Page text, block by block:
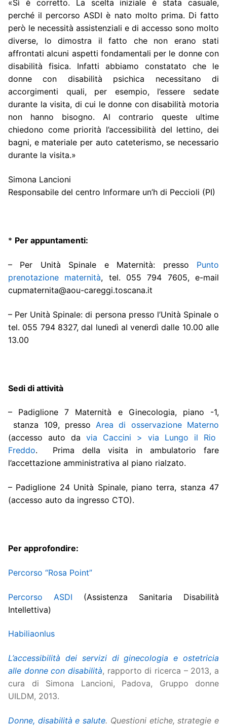
«Sì è corretto. La scelta iniziale è stata casuale,
perché il percorso ASDI è nato molto prima. Di fatto
però le necessità assistenziali e di accesso sono molto
diverse, lo dimostra il fatto che non erano stati
affrontati alcuni aspetti fondamentali per le donne con
disabilità fisica. Infatti abbiamo constatato che le
donne con disabilità psichica necessitano di
accorgimenti quali, per esempio, l’essere sedate
durante la visita, di cui le donne con disabilità motoria
non hanno bisogno. Al contrario queste ultime
chiedono come priorità l’accessibilità del lettino, dei
bagni, e materiale per auto cateterismo, se necessario
durante la visita.»
Simona Lancioni
Responsabile del centro Informare un’h di Peccioli (PI)
* Per appuntamenti:
– Per Unità Spinale e Maternità: presso Punto
prenotazione maternità, tel. 055 794 7605, e-mail
cupmaternita@aou-careggi.toscana.it
– Per Unità Spinale: di persona presso l’Unità Spinale o
tel. 055 794 8327, dal lunedì al venerdì dalle 10.00 alle
13.00
Sedi di attività
– Padiglione 7 Maternità e Ginecologia, piano -1,
stanza 109, pressoArea di osservazione Materno
(accesso auto da via Caccini > via Lungo il Rio
Freddo. Prima della visita in ambulatorio fare
l’accettazione amministrativa al piano rialzato.
– Padiglione 24 Unità Spinale, piano terra, stanza 47
(accesso auto da ingresso CTO).
Per approfondire:
Percorso “Rosa Point”
Percorso ASDI (Assistenza Sanitaria Disabilità
Intellettiva)
Habiliaonlus
L’accessibilità dei servizi di ginecologia e ostetricia
alle donne con disabilità, rapporto di ricerca – 2013, a
cura di Simona Lancioni, Padova, Gruppo donne
UILDM, 2013.
Donne, disabilità e salute. Questioni etiche, strategie e